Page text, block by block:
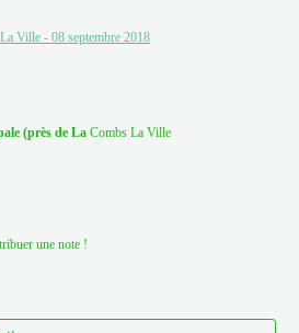
Ville - 08 septembre 2018
(près de La Combs La Ville
une note !